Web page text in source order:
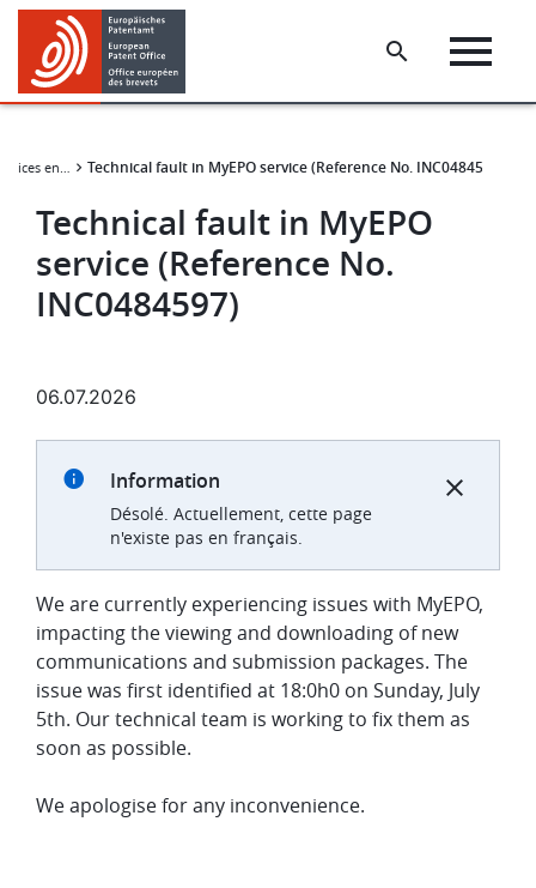
Skip
main
content
Skip
footer
Disponibilité de services en ligne Technical fault in MyEPO service (Reference No. INC0484597)
Technical fault in MyEPO
service (Reference No.
INC0484597)
06.07.2026
Information
Désolé. Actuellement, cette page
n'existe pas en français.
We are currently experiencing issues with MyEPO,
impacting the viewing and downloading of new
communications and submission packages. The
issue was first identified at 18:0h0 on Sunday, July
5th. Our technical team is working to fix them as
soon as possible.
We apologise for any inconvenience.